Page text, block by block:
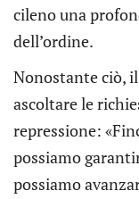
cileno una
dell’ordine.
Nonostante ciò,
ascoltare le
repressione:
possiamo
possiamo